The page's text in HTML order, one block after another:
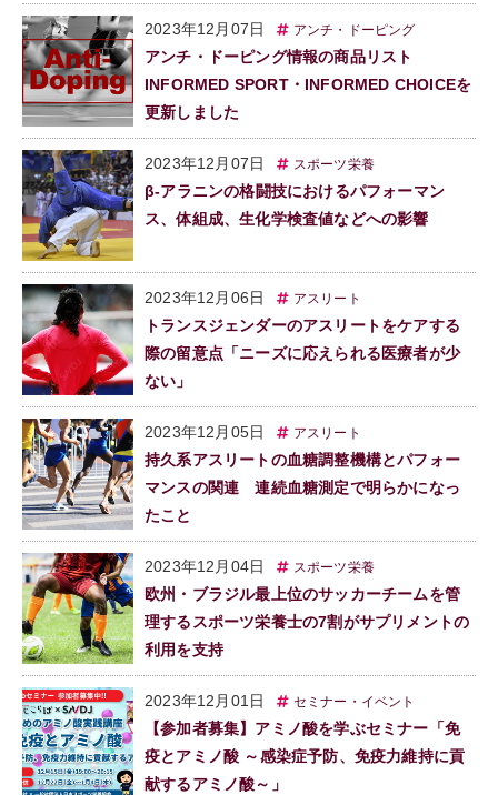
2023年12月07日 アンチ・ドーピング
アンチ・ドーピング情報の商品リスト
INFORMED SPORT・INFORMED CHOICEを
更新しました
2023年12月07日 スポーツ栄養
β-アラニンの格闘技におけるパフォーマン
ス、体組成、生化学検査値などへの影響
2023年12月06日 アスリート
トランスジェンダーのアスリートをケアする
際の留意点「ニーズに応えられる医療者が少
ない」
2023年12月05日 アスリート
持久系アスリートの血糖調整機構とパフォー
マンスの関連 連続血糖測定で明らかになっ
たこと
2023年12月04日 スポーツ栄養
欧州・ブラジル最上位のサッカーチームを管
理するスポーツ栄養士の7割がサプリメントの
利用を支持
2023年12月01日 セミナー・イベント
【参加者募集】アミノ酸を学ぶセミナー「免
疫とアミノ酸 ～感染症予防、免疫力維持に貢
献するアミノ酸～」